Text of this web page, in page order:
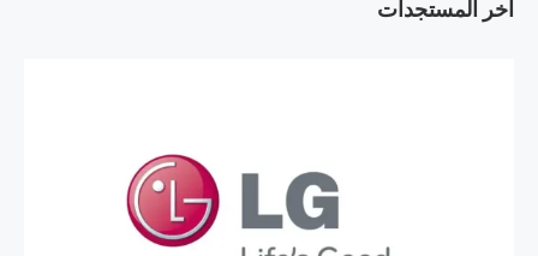
آخر المستجدات